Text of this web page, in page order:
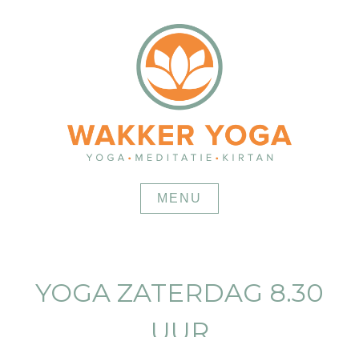
MENU
YOGA ZATERDAG 8.30